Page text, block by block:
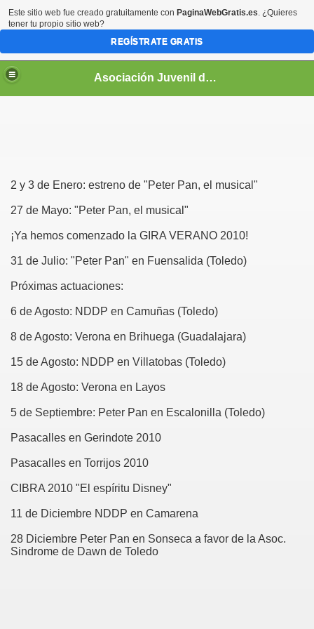
Asociación Juvenil de Teatro "Nueva Era"
2 y 3 de Enero: estreno de "Peter Pan, el musical"
27 de Mayo: "Peter Pan, el musical"
¡Ya hemos comenzado la GIRA VERANO 2010!
31 de Julio: "Peter Pan" en Fuensalida (Toledo)
Próximas actuaciones:
6 de Agosto: NDDP en Camuñas (Toledo)
8 de Agosto: Verona en Brihuega (Guadalajara)
15 de Agosto: NDDP en Villatobas (Toledo)
18 de Agosto: Verona en Layos
5 de Septiembre: Peter Pan en Escalonilla (Toledo)
Pasacalles en Gerindote 2010
Pasacalles en Torrijos 2010
CIBRA 2010 "El espíritu Disney"
11 de Diciembre NDDP en Camarena
28 Diciembre Peter Pan en Sonseca a favor de la Asoc.
Sindrome de Dawn de Toledo
Este sitio web fue creado gratuitamente con PaginaWebGratis.es. ¿Quieres
tener tu propio sitio web?
REGÍSTRATE GRATIS